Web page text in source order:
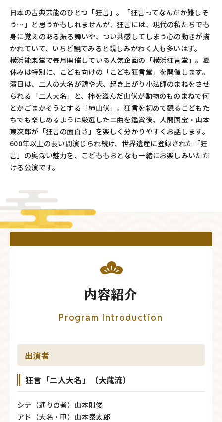
日本の古典芸能のひとつ「狂言」。「狂言ってなんだか難しそ
う…」と思うかもしれませんが、狂言には、現代の私たちでも
身に覚えのある振る舞いや、つい共感してしまう心の動きが描
かれていて、いちど観てみると親しみがわく人も多いはず。
横浜能楽堂で毎月開催している人気企画の「横浜狂言堂」。夏
休みは特別に、こども向けの「こども狂言堂」を開催します。
演目は、二人の大名が鶏や犬、起き上がり小法師のまねをさせ
られる「二人大名」と、柿を盗んだ山伏が動物のものまねで何
とかごまかそうとする「柿山伏」。狂言を初めて観るこどもた
ちでも楽しめるように厳選した二曲を鑑賞後、人間国宝・山本
東次郎が「狂言の面白さ」を楽しく分かりやすくお話します。
600年以上の長い間演じられ続け、世界遺産に登録された「狂
言」の奥深い魅力を、こどももおとなも一緒にお楽しみいただ
ける公演です。
内容紹介
Program Introduction
出演者
狂言「二人大名」（大蔵流）
シテ（通りの者）山本則俊
アド（大名・甲）山本泰太郎